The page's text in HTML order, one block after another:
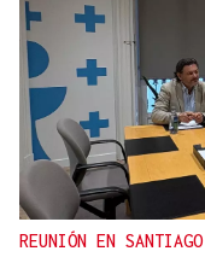
REUNIÓN EN SANTIAGO